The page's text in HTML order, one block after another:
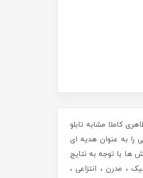
کاملا مشابه تابلو
به عنوان هدیه ای
ها با توجه به نتایج
، مدرن ، انتزاعی ،